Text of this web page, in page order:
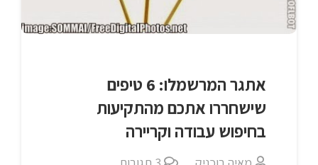
אתגר המרשמלו: 6 טיפים
שישחררו אתכם מהתקיעות
בחיפוש עבודה וקריירה